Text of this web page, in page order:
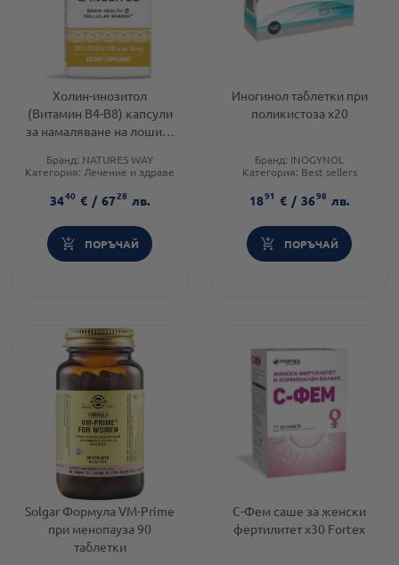
Холин-инозитол
(Витамин B4-B8) капсули
за намаляване на лошият
х100
Бранд: NATURES WAY
Категория: Лечение и здраве
3440 € / 6728 лв.
ПОРЪЧАЙ
Иногинол таблетки при
поликистоза х20
Бранд: INOGYNOL
Категория: Best sellers
1891 € / 3698 лв.
ПОРЪЧАЙ
Solgar Формула VM-Prime
при менопауза 90
таблетки
С-Фем саше за женски
фертилитет х30 Fortex